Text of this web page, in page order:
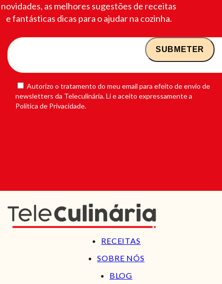
novidades, as melhores sugestões de receitas
e fantásticas dicas para o ajudar na cozinha.
Autorizo o tratamento do meu email para efeito de envio de
newsletters da Teleculinária. Li e aceito expressamente a
Política de Privacidade.
RECEITAS
SOBRE NÓS
BLOG